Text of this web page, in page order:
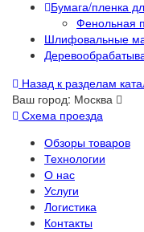
Бумага/пленка
Фенольная
Шлифовальные
Назад к разделам
Ваш город: Москва
Схема проезда
Обзоры товаров
Технологии
О нас
Услуги
Логистика
Контакты